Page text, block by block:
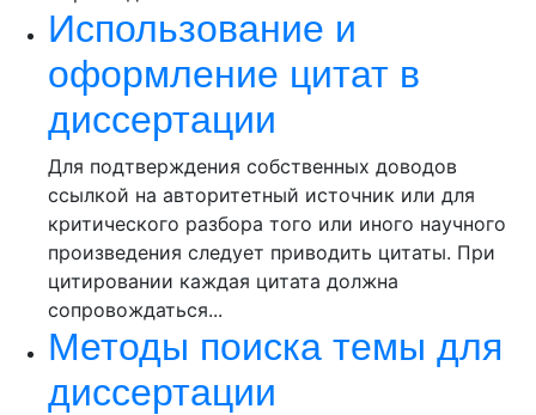
Использование и
оформление цитат в
диссертации
Для подтверждения собственных доводов
ссылкой на авторитетный источник или для
критического разбора того или иного научного
произведения следует приводить цитаты. При
цитировании каждая цитата должна
сопровождаться...
Методы поиска темы для
диссертации